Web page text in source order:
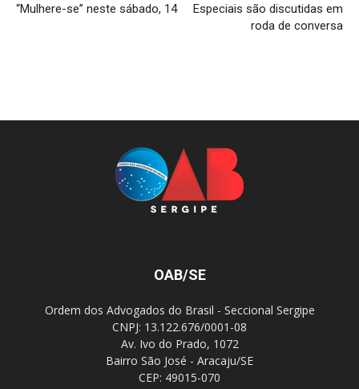
“Mulhere-se” neste sábado, 14
Especiais são discutidas em
roda de conversa
OAB/SE
Ordem dos Advogados do Brasil - Seccional Sergipe
CNPJ: 13.122.676/0001-08
Av. Ivo do Prado, 1072
Bairro São José - Aracaju/SE
CEP: 49015-070